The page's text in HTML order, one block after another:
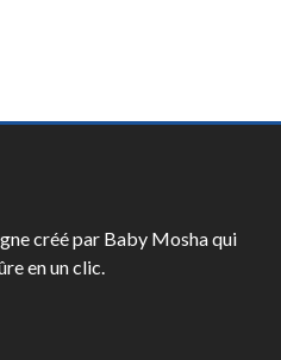
créé par Baby Mosha qui
en un clic.